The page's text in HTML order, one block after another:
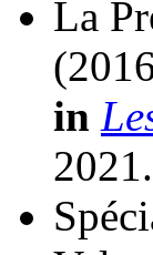
La
in
2021.